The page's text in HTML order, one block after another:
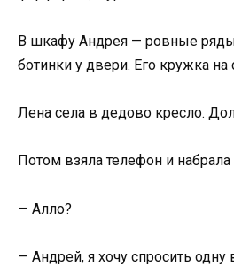
В шкафу Андрея — ровные
ботинки у двери. Его кружка на
Лена села в дедово кресло.
Потом взяла телефон и набрала
— Алло?
— Андрей, я хочу спросить